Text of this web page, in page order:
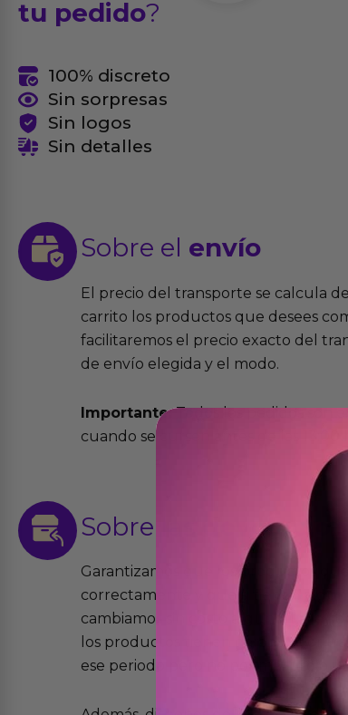
tu pedido?
100% discreto
Sin sorpresas
Sin logos
Sin detalles
Sobre el envío
El precio del transporte se calcula
carrito los productos que desees
facilitaremos el precio exacto del
de envío elegida y el modo.
Importante:Todos los pedidos son
cuando se cursen antes de las 13:00
Sobre las
Garantizamos que los productos
correctamente y que si tienen
cambiamos sin costo alguno. La ley
los productos tienen garantía
ese periodo pero no por mal uso o